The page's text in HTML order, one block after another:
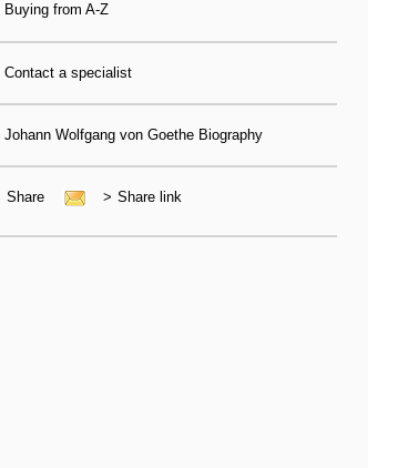
Buying from A-Z
Contact a specialist
Johann Wolfgang von Goethe Biography
Share > Share link